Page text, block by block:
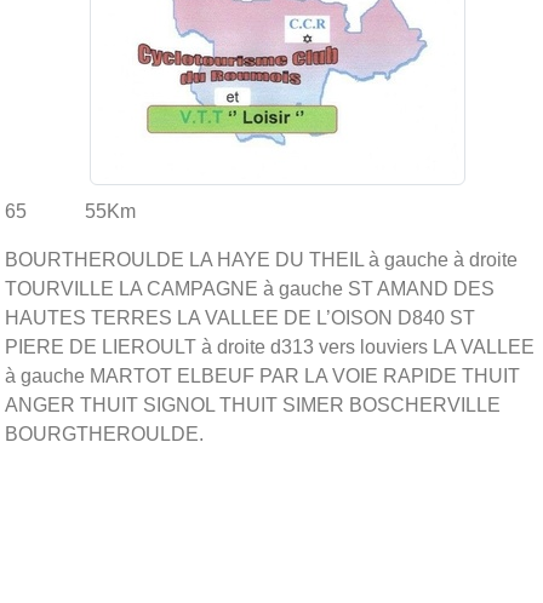
65 55Km
BOURTHEROULDE LA HAYE DU THEIL à gauche à droite
TOURVILLE LA CAMPAGNE à gauche ST AMAND DES
HAUTES TERRES LA VALLEE DE L’OISON D840 ST
PIERE DE LIEROULT à droite d313 vers louviers LA VALLEE
à gauche MARTOT ELBEUF PAR LA VOIE RAPIDE THUIT
ANGER THUIT SIGNOL THUIT SIMER BOSCHERVILLE
BOURGTHEROULDE.